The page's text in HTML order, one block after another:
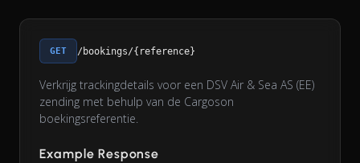
GET /bookings/{reference}
Verkrijg trackingdetails voor een DSV Air & Sea AS (EE)
zending met behulp van de Cargoson
boekingsreferentie.
Example Response